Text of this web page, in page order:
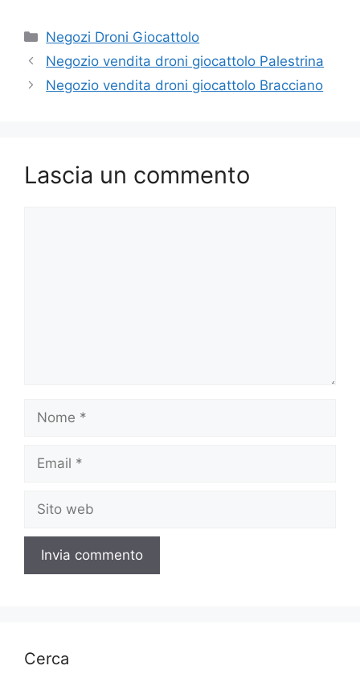
Categorie
Negozi Droni Giocattolo
Negozio vendita droni giocattolo Palestrina
Negozio vendita droni giocattolo Bracciano
Lascia un commento
Nome
Email
Sito
web
Cerca